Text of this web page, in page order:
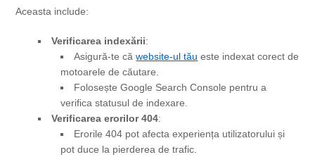
Aceasta include:
Verificarea indexării:
Asigură-te căwebsite-ul tău este indexat corect de
motoarele de căutare.
Folosește Google Search Console pentru a
verifica statusul de indexare.
Verificarea erorilor 404:
Erorile 404 pot afecta experiența utilizatorului și
pot duce la pierderea de trafic.